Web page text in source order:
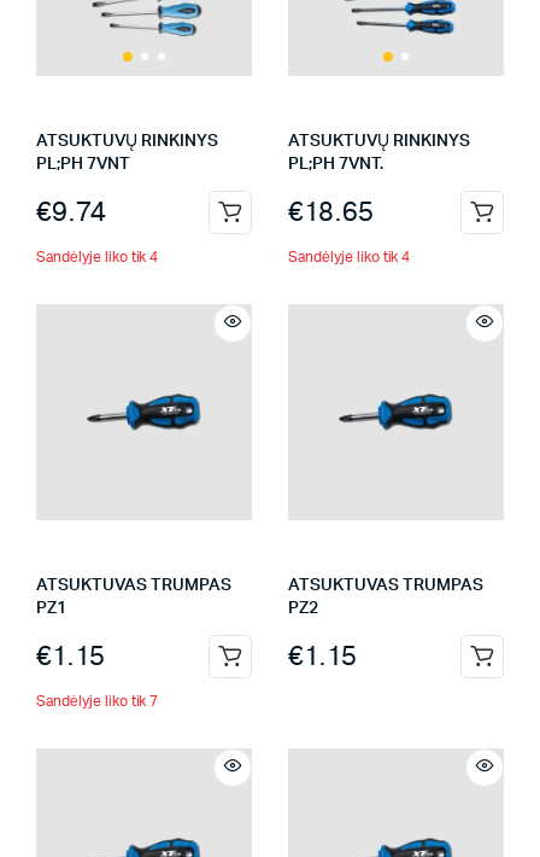
ATSUKTUVŲ RINKINYS
PL;PH 7VNT
€9.74
Sandėlyje liko tik 4
ATSUKTUVŲ RINKINYS
PL;PH 7VNT.
€18.65
Sandėlyje liko tik 4
ATSUKTUVAS TRUMPAS
PZ1
€1.15
Sandėlyje liko tik 7
ATSUKTUVAS TRUMPAS
PZ2
€1.15